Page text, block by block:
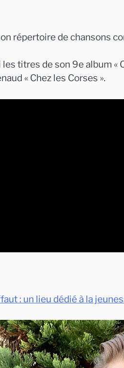
répertoire de chansons
titres de son 9e album «
« Chez les Corses ».
: un lieu dédié à la